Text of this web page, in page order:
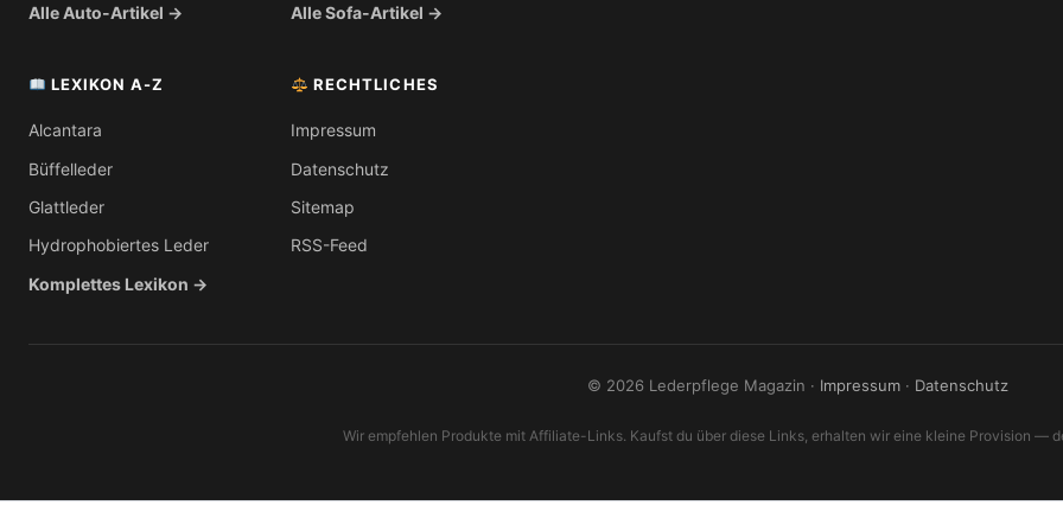
Alle Auto-Artikel →
Alle Sofa-Artikel →
LEXIKON A-Z
Alcantara
Büffelleder
Glattleder
Hydrophobiertes Leder
Komplettes Lexikon →
RECHTLICHES
Impressum
Datenschutz
Sitemap
RSS-Feed
© 2026 Lederpflege Magazin · Impressum· Datenschutz
Wir empfehlen Produkte mit Affiliate-Links. Kaufst du über diese Links, erhalten wir eine kleine Provision —